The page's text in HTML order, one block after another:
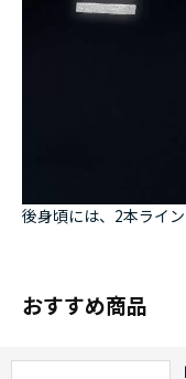
後身頃には、2本ライ
おすすめ商品